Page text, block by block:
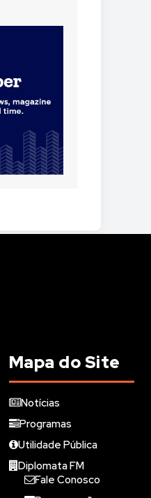
Mapa do Site
Notícias
Programas
Utilidade Pública
Diplomata FM
Fale Conosco